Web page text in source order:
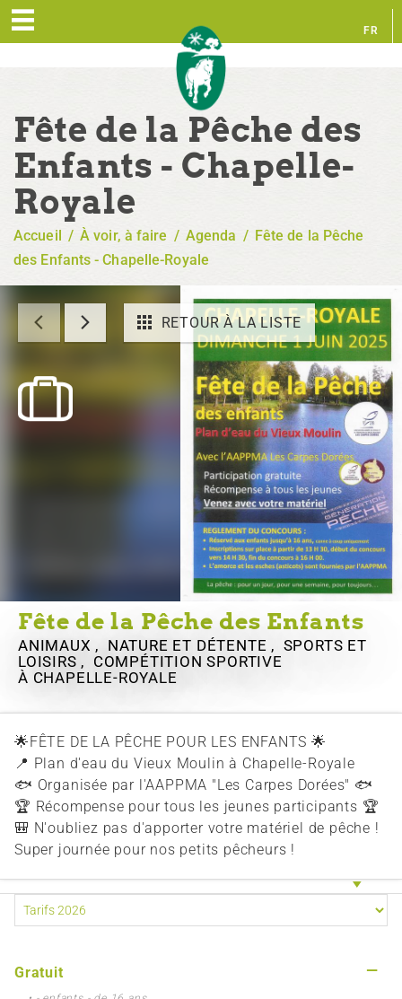
FR
Fête de la Pêche des
Enfants - Chapelle-
Royale
Accueil / À voir, à faire / Agenda / Fête de la Pêche
des Enfants - Chapelle-Royale
RETOUR À LA LISTE
Fête de la Pêche des Enfants
ANIMAUX , NATURE ET DÉTENTE , SPORTS ET
LOISIRS , COMPÉTITION SPORTIVE
À CHAPELLE-ROYALE
🌟FÊTE DE LA PÊCHE POUR LES ENFANTS 🌟
📍 Plan d'eau du Vieux Moulin à Chapelle-Royale
🐟 Organisée par l'AAPPMA "Les Carpes Dorées" 🐟
🏆 Récompense pour tous les jeunes participants 🏆
🎒 N'oubliez pas d'apporter votre matériel de pêche !
Super journée pour nos petits pêcheurs !
Gratuit —